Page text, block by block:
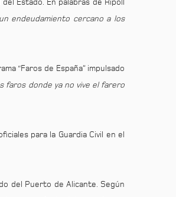
Estado. En palabras de Ripoll
endeudamiento cercano a los
“Faros de España” impulsado
faros donde ya no vive el farero
para la Guardia Civil en el
del Puerto de Alicante. Según